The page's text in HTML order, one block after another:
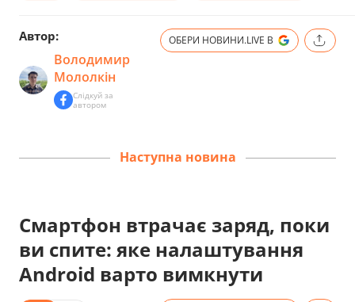
Автор:
Володимир
Мололкін
Слідкуй за
автором
ОБЕРИ НОВИНИ.LIVE В
Наступна новина
Смартфон втрачає заряд, поки
ви спите: яке налаштування
Android варто вимкнути